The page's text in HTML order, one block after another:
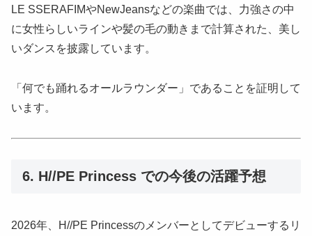
LE SSERAFIMやNewJeansなどの楽曲では、力強さの中
に女性らしいラインや髪の毛の動きまで計算された、美し
いダンスを披露しています。
「何でも踊れるオールラウンダー」であることを証明して
います。
6. H//PE Princess での今後の活躍予想
2026年、H//PE Princessのメンバーとしてデビューするリ